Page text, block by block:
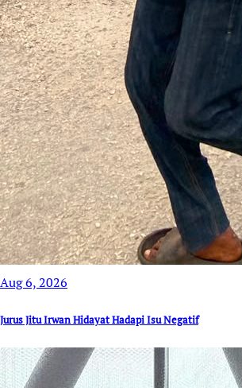
Aug 6, 2026
Jurus Jitu Irwan Hidayat Hadapi Isu Negatif